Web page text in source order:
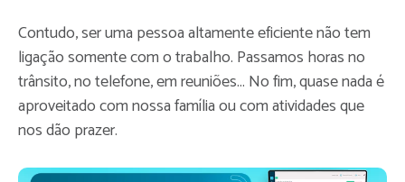
Contudo, ser uma pessoa altamente eficiente não tem
ligação somente com o trabalho. Passamos horas no
trânsito, no telefone, em reuniões... No fim, quase nada é
aproveitado com nossa família ou com atividades que
nos dão prazer.